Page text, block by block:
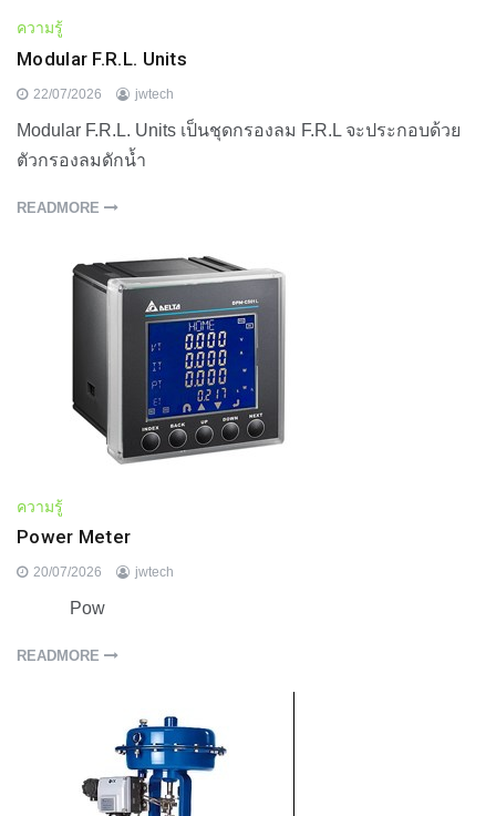
ความรู้
Modular F.R.L. Units
22/07/2026 jwtech
Modular F.R.L. Units เป็นชุดกรองลม F.R.L จะประกอบด้วย
ตัวกรองลมดักน้ำ
READMORE
ความรู้
Power Meter
20/07/2026 jwtech
Pow
READMORE